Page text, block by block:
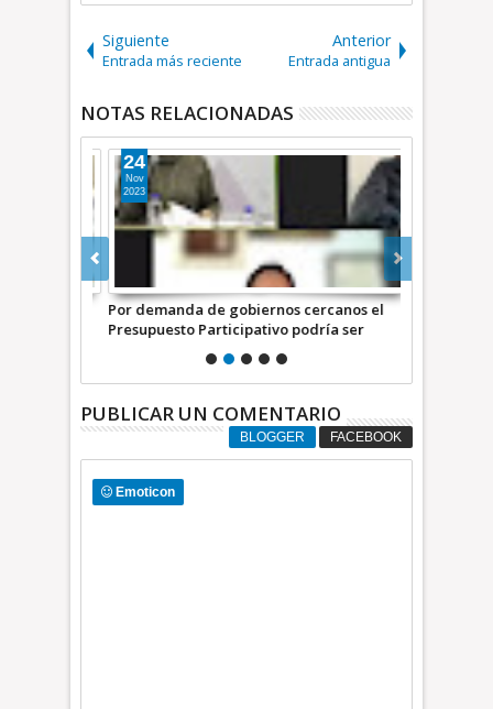
Siguiente
Entrada más reciente
Anterior
Entrada antigua
NOTAS RELACIONADAS
Por demanda de gobiernos cercanos el
Presupuesto Participativo podría ser
obligatorio en 2024: Faustino de la Cruz,
24
Nov
2023
PUBLICAR UN COMENTARIO
BLOGGER FACEBOOK
Emoticon